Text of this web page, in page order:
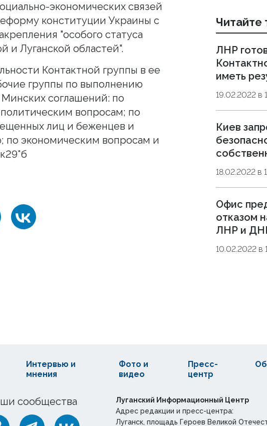
экономических связей
конституции Украины с
"особого статуса
и Луганской областей".
Контактной группы в ее
группы по выполнению
соглашений: по
вопросам; по
лиц и беженцев и
по экономическим вопросам и
Читайте
ЛНР
иметь
19.02.2022 в
Киев
18.02.2022 в
Офис
отказом
ЛНР и
10.02.2022 в
сообщества
Интервью и
мнения
Фото и
видео
Пресс-
центр
Луганский Информационный Центр
Адрес редакции и пресс-центра:
Луганск, площадь Героев Великой